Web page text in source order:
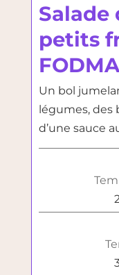
Salade
petits
Un bol
légumes, des
d’une sauce